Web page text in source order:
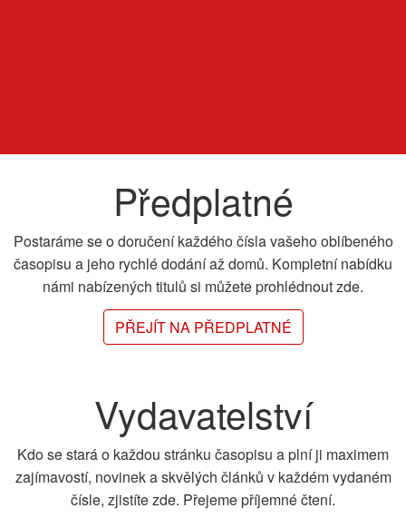
Předplatné
Postaráme se o doručení každého čísla vašeho oblíbeného
časopisu a jeho rychlé dodání až domů. Kompletní nabídku
námi nabízených titulů si můžete prohlédnout zde.
PŘEJÍT NA PŘEDPLATNÉ
Vydavatelství
Kdo se stará o každou stránku časopisu a plní ji maximem
zajímavostí, novinek a skvělých článků v každém vydaném
čísle, zjistíte zde. Přejeme příjemné čtení.